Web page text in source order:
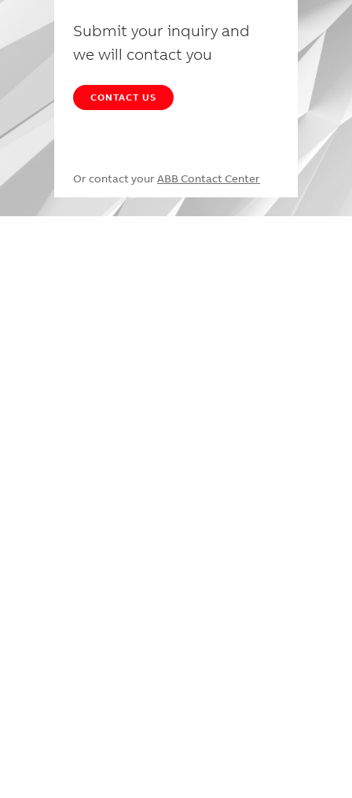
Submit your inquiry and
we will contact you
CONTACT US
Or contact your ABB Contact Center